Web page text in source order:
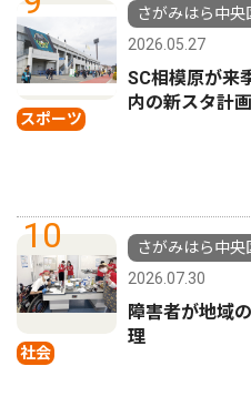
スポーツ
さがみはら中央
2026.05.27
SC相模原が来
内の新スタ計
10
社会
さがみはら中央
2026.07.30
障害者が地域
理